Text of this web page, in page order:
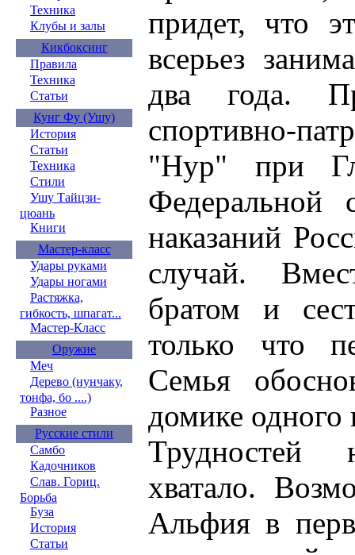
Техника
Клубы и залы
Кикбоксинг
Правила
Техника
Статьи
Кунг Фу (Ушу)
История
Статьи
Техника
Стили
Ушу Тайцзи-
цюань
Книги
Мастер-класс
Удары руками
Удары ногами
Растяжка,
гибкость, шпагат...
Мастер-Класс
Оружие
Меч
Дерево (нунчаку,
тонфа, бо ....)
Разное
Русские стили
Самбо
Кадочников
Слав. Гориц.
Борьба
Буза
История
Статьи
придет, что
всерьез
два года.
спортивно-
"Нур" при
Федеральной
наказаний
случай.
братом и
только что
Семья
домике одного
хватало.
Альфия в